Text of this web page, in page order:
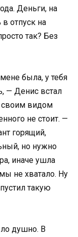
Деньги, на
отпуск на
так? Без
была, у тебя
— Денис встал
своим видом
не стоит. —
горящий,
но нужно
иначе ушла
не хватало. Ну
такую
душно. В